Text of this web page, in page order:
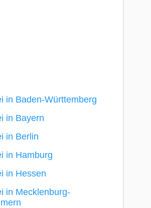
in Baden-Württemberg
in Bayern
in Berlin
in Hamburg
in Hessen
in Mecklenburg-